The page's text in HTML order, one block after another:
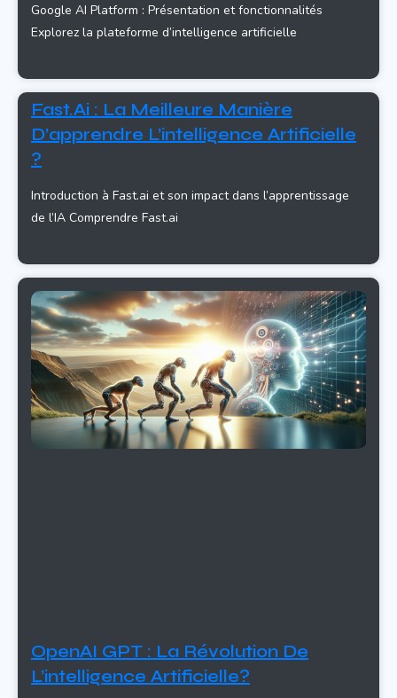
Google AI Platform : Présentation et fonctionnalités
Explorez la plateforme d’intelligence artificielle
Fast.ai : La Meilleure Manière
D’apprendre L’intelligence Artificielle
?
Introduction à Fast.ai et son impact dans l’apprentissage
de l’IA Comprendre Fast.ai
OpenAI GPT : La Révolution De
L’intelligence Artificielle?